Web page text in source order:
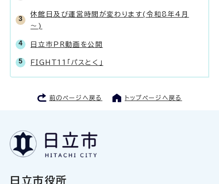
休館日及び運営時間が変わります(令和8年4月
～)
日立市PR動画を公開
FIGHT11「パスとく」
前のページへ戻る トップページへ戻る
日立市役所